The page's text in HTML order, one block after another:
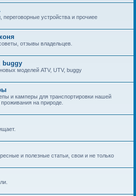
переговорные устройства и прочиее
отзывы владельцев.
buggy
моделей ATV, UTV, buggy
и камперы для транспортировки нашей
на природе.
и полезные статьи, свои и не только